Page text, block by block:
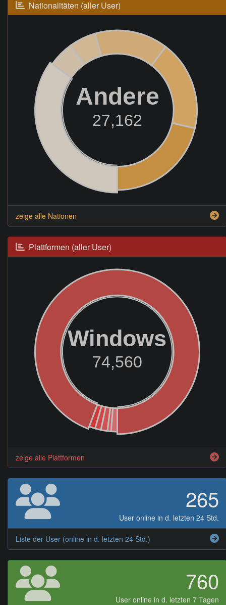
Nationalitäten (aller User)
Andere
27,162
zeige alle Nationen
Plattformen (aller User)
Windows
74,560
zeige alle Plattformen
265
User online in d. letzten 24 Std.
Liste der User (online in d. letzten 24 Std.)
760
User online in d. letzten 7 Tagen